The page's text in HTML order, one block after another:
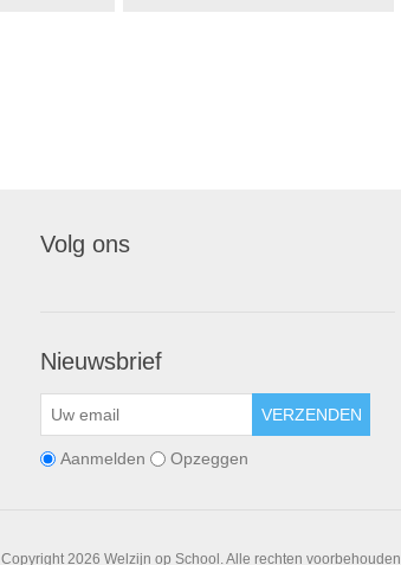
Volg ons
Nieuwsbrief
VERZENDEN
Aanmelden Opzeggen
Copyright 2026 Welzijn op School. Alle rechten voorbehouden